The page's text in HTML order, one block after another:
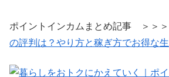
ポイントインカムまとめ記事 ＞＞
の評判は？やり方と稼ぎ方でお得な